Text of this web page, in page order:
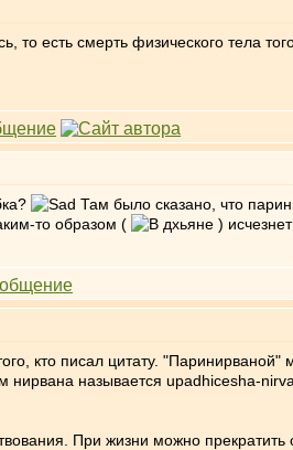
то есть смерть физического тела
Там было сказано, что
то образом (
)
кто писал цитату. "Паринирваной"
нирвана называется upadhicesha-
При жизни можно